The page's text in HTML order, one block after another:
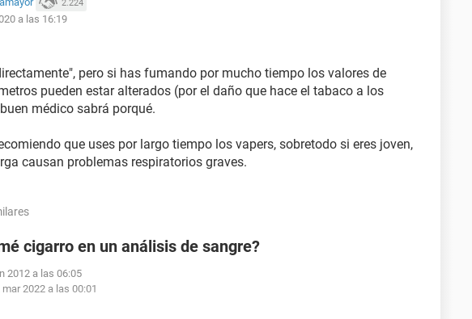
2.224
a las 16:19
pero si has fumando por mucho tiempo los valores de
pueden estar alterados (por el daño que hace el tabaco a los
médico sabrá porqué.
que uses por largo tiempo los vapers, sobretodo si eres joven,
causan problemas respiratorios graves.
cigarro en un análisis de sangre?
2012 a las 06:05
mar 2022 a las 00:01